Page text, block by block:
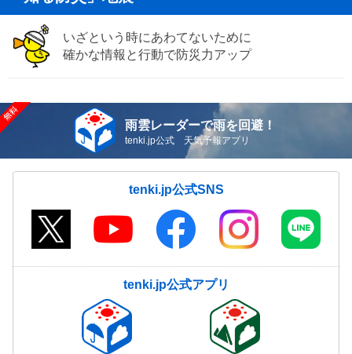
いざという時にあわてないために
確かな情報と行動で防災力アップ
雨雲レーダーで雨を回避！
tenki.jp公式 天気予報アプリ
tenki.jp公式SNS
tenki.jp公式アプリ